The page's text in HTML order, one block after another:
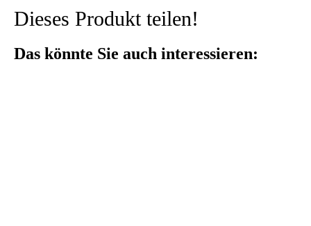
Dieses Produkt teilen!
Das könnte Sie auch interessieren: